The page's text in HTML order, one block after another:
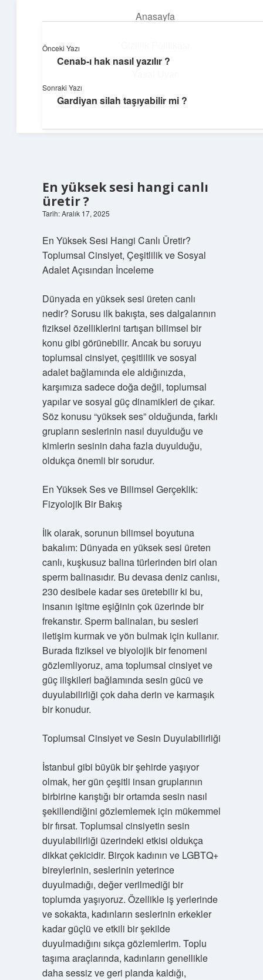
Anasayfa
Hakkımızda
Dijital Köşe
Güncel paylaşımlar ve ilginç keşiflerle dolu içerikler.
En yüksek sesi hangi canlı
üretir ?
Tarih: Aralık 17, 2025
En Yüksek Sesi Hangi Canlı Üretir?
Toplumsal Cinsiyet, Çeşitlilik ve Sosyal
Adalet Açısından İnceleme
Dünyada en yüksek sesi üreten canlı
nedir? Sorusu ilk bakışta, ses dalgalarının
fiziksel özelliklerini tartışan bilimsel bir
konu gibi görünebilir. Ancak bu soruyu
toplumsal cinsiyet, çeşitlilik ve sosyal
adalet bağlamında ele aldığınızda,
karşımıza sadece doğa değil, toplumsal
yapılar ve sosyal güç dinamikleri de çıkar.
Söz konusu “yüksek ses” olduğunda, farklı
grupların seslerinin nasıl duyulduğu ve
kimlerin sesinin daha fazla duyulduğu,
oldukça önemli bir sorudur.
En Yüksek Ses ve Bilimsel Gerçeklik:
Fizyolojik Bir Bakış
İlk olarak, sorunun bilimsel boyutuna
bakalım: Dünyada en yüksek sesi üreten
canlı, kuşkusuz balina türlerinden biri olan
sperm balinasıdır. Bu devasa deniz canlısı,
230 desibele kadar ses üretebilir ki bu,
insanın işitme eşiğinin çok üzerinde bir
frekanstır. Sperm balinaları, bu sesleri
iletişim kurmak ve yön bulmak için kullanır.
Burada fiziksel ve biyolojik bir fenomeni
gözlemliyoruz, ama toplumsal cinsiyet ve
güç ilişkileri bağlamında sesin gücü ve
duyulabilirliği çok daha derin ve karmaşık
bir konudur.
Toplumsal Cinsiyet ve Sesin Duyulabilirliği
İstanbul gibi büyük bir şehirde yaşıyor
olmak, her gün çeşitli insan gruplarının
birbirine karıştığı bir ortamda sesin nasıl
şekillendiğini gözlemlemek için mükemmel
bir fırsat. Toplumsal cinsiyetin sesin
duyulabilirliği üzerindeki etkisi oldukça
dikkat çekicidir. Birçok kadının ve LGBTQ+
bireylerinin, seslerinin yeterince
duyulmadığı, değer verilmediği bir
toplumda yaşıyoruz. Özellikle iş yerlerinde
ve sokakta, kadınların seslerinin erkekler
kadar güçlü ve etkili bir şekilde
duyulmadığını sıkça gözlemlerim. Toplu
taşıma araçlarında, kadınların genellikle
daha sessiz ve geri planda kaldığı,
Önceki Yazı
Cenab-ı hak nasıl yazılır ?
Sonraki Yazı
Gardiyan silah taşıyabilir mi ?